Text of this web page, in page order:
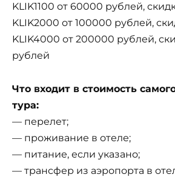
KLIK1100 от 60000 рублей,
KLIK2000 от 100000 рублей,
KLIK4000 от 200000 рублей,
рублей
Что входит в стоимость
тура:
— перелет;
— проживание в отеле;
— питание, если указано;
— трансфер из аэропорта в